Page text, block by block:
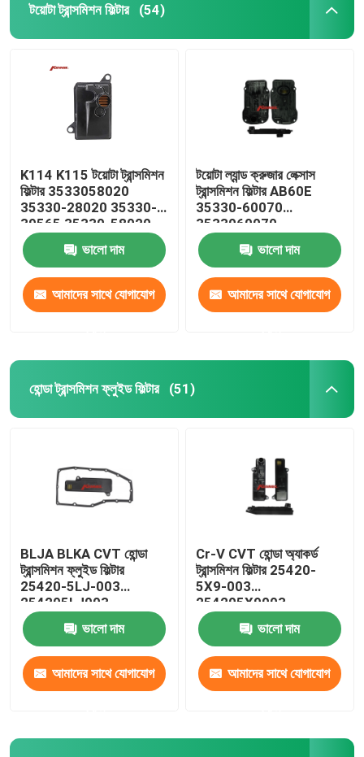
টয়োটা ট্রান্সমিশন ফিল্টার (54)
K114 K115 টয়োটা ট্রান্সমিশন
ফিল্টার 3533058020
35330-28020 35330-
39565 35330-58020
ভালো দাম
আমাদের সাথে যোগাযোগ
টয়োটা ল্যান্ড ক্রুজার লেক্সাস
ট্রান্সমিশন ফিল্টার AB60E
35330-60070
3533060070
ভালো দাম
আমাদের সাথে যোগাযোগ
হোন্ডা ট্রান্সমিশন ফ্লুইড ফিল্টার (51)
BLJA BLKA CVT হোন্ডা
ট্রান্সমিশন ফ্লুইড ফিল্টার
25420-5LJ-003
254205LJ003
ভালো দাম
আমাদের সাথে যোগাযোগ
Cr-V CVT হোন্ডা অ্যাকর্ড
ট্রান্সমিশন ফিল্টার 25420-
5X9-003
254205X9003
ভালো দাম
আমাদের সাথে যোগাযোগ